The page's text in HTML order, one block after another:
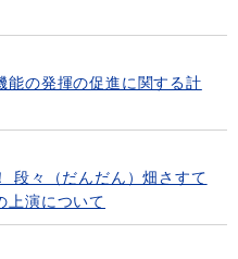
能の発揮の促進に関する計
段々（だんだん）畑さすて
上演について